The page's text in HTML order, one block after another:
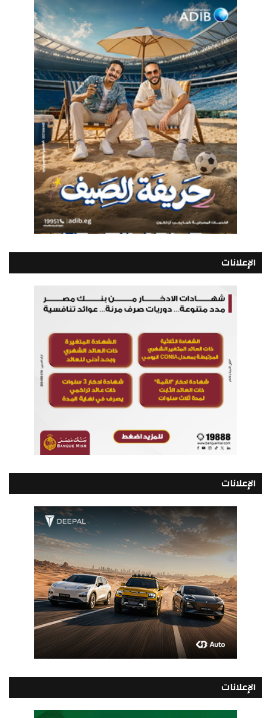
الإعلانات
الإعلانات
الإعلانات